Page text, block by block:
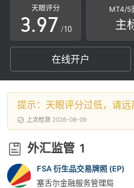
天眼评分
3
4
5
6
7
8
9
.97
8
9
/10
MT4/5
主
在线开户
提示：天眼评分过低，请远
上次检测 2026-08-09
外汇监管 1
FSA 衍生品交易牌照 (EP)
塞舌尔金融服务管理局